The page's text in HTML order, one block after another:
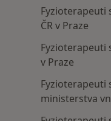
Fyzioterapeuti
ČR v Praze
Fyzioterapeuti
v Praze
Fyzioterapeuti
ministerstva